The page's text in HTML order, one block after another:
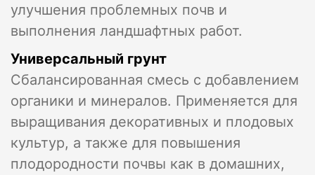
улучшения проблемных почв и
выполнения ландшафтных работ.
Универсальный грунт
Сбалансированная смесь с добавлением
органики и минералов. Применяется для
выращивания декоративных и плодовых
культур, а также для повышения
плодородности почвы как в домашних,